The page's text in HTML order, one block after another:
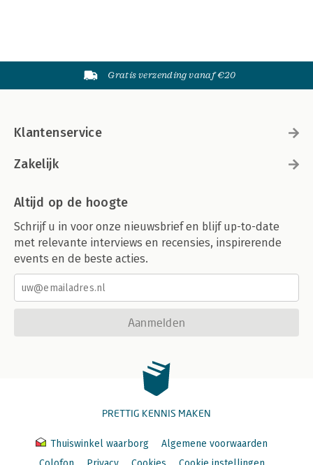
Gratis verzending vanaf €20
Klantenservice
Zakelijk
Altijd op de hoogte
Schrijf u in voor onze nieuwsbrief en blijf up-to-date
met relevante interviews en recensies, inspirerende
events en de beste acties.
Aanmelden
PRETTIG KENNIS MAKEN
Thuiswinkel waarborg
Algemene voorwaarden